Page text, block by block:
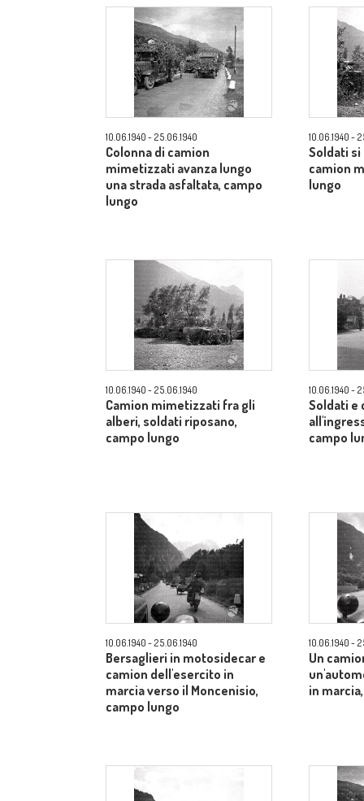
10.06.1940 - 25.06.1940
Colonna di camion
mimetizzati avanza lungo
una strada asfaltata, campo
lungo
10.06.1940 -
Soldati
camion
lungo
10.06.1940 - 25.06.1940
Camion mimetizzati fra gli
alberi, soldati riposano,
campo lungo
10.06.1940 -
Soldati e
campo
10.06.1940 - 25.06.1940
Bersaglieri in motosidecar e
camion dell'esercito in
marcia verso il Moncenisio,
campo lungo
10.06.1940 -
Un
in